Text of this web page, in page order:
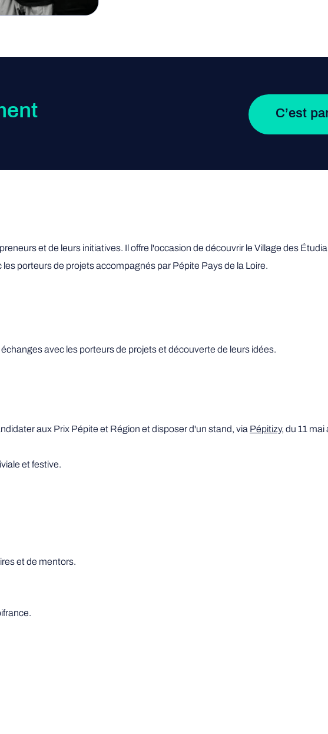
C’est
et de leurs initiatives. Il offre l'occasion de découvrir le Village des
porteurs de projets accompagnés par Pépite Pays de la Loire.
avec les porteurs de projets et découverte de leurs idées.
aux Prix Pépite et Région et disposer d'un stand, via Pépitizy, du 11 mai
et festive.
et de mentors.